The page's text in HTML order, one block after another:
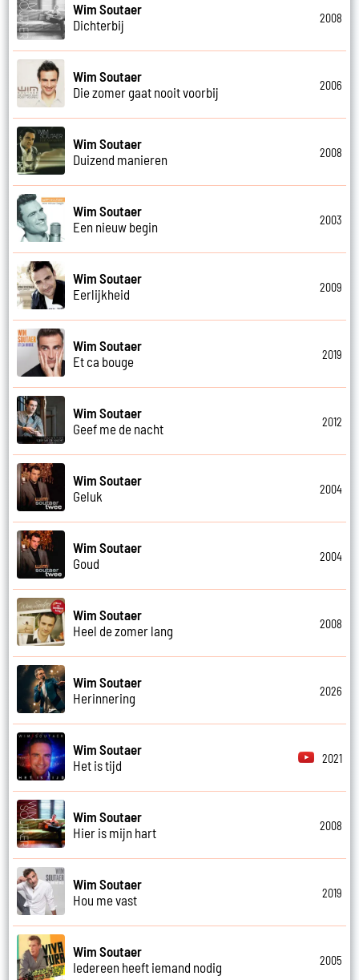
Wim Soutaer
Dichterbij
2008
Wim Soutaer
Die zomer gaat nooit voorbij
2006
Wim Soutaer
Duizend manieren
2008
Wim Soutaer
Een nieuw begin
2003
Wim Soutaer
Eerlijkheid
2009
Wim Soutaer
Et ca bouge
2019
Wim Soutaer
Geef me de nacht
2012
Wim Soutaer
Geluk
2004
Wim Soutaer
Goud
2004
Wim Soutaer
Heel de zomer lang
2008
Wim Soutaer
Herinnering
2026
Wim Soutaer
Het is tijd
2021
Wim Soutaer
Hier is mijn hart
2008
Wim Soutaer
Hou me vast
2019
Wim Soutaer
Iedereen heeft iemand nodig
2005